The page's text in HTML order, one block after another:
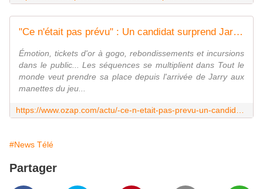
"Ce n'était pas prévu" : Un candidat surprend Jarry et demande sa compagne en mariage dans "Tout le monde veut prendre sa place"
Émotion, tickets d'or à gogo, rebondissements et incursions
dans le public... Les séquences se multiplient dans Tout le
monde veut prendre sa place depuis l'arrivée de Jarry aux
manettes du jeu...
#News Télé
Partager